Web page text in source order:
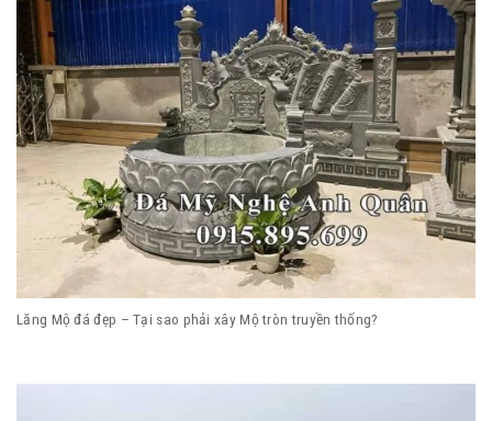
Lăng Mộ đá đẹp – Tại sao phải xây Mộ tròn truyền thống?